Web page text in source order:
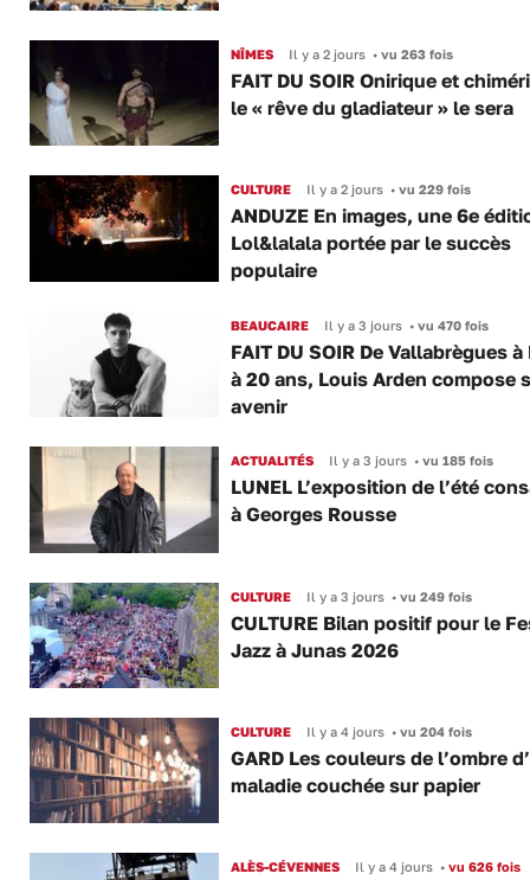
NÎMES Il y a 2 jours •vu 263 fois
FAIT DU SOIR Onirique et
le « rêve du gladiateur » le sera
CULTURE Il y a 2 jours •vu 229 fois
ANDUZE En images, une 6e
Lol&lalala portée par le succès
populaire
BEAUCAIRE Il y a 3 jours •vu 470 fois
FAIT DU SOIR De Vallabrègues à
à 20 ans, Louis Arden compose
avenir
ACTUALITÉS Il y a 3 jours •vu 185 fois
LUNEL L’exposition de l’été
à Georges Rousse
CULTURE Il y a 3 jours •vu 249 fois
CULTURE Bilan positif pour le
Jazz à Junas 2026
CULTURE Il y a 4 jours •vu 204 fois
GARD Les couleurs de l’ombre
maladie couchée sur papier
ALÈS-CÉVENNES Il y a 4 jours •vu 626 fois